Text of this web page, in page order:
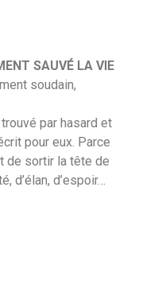
SAUVÉ LA VIE
soudain,
par hasard et
pour eux. Parce
de sortir la tête de
d’élan, d’espoir…